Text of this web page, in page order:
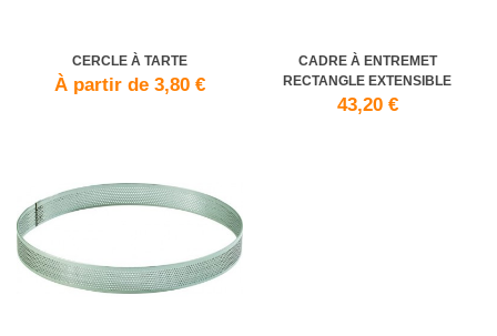
CERCLE À TARTE
À partir de 3,80 €
CADRE À ENTREMET
RECTANGLE EXTENSIBLE
43,20 €